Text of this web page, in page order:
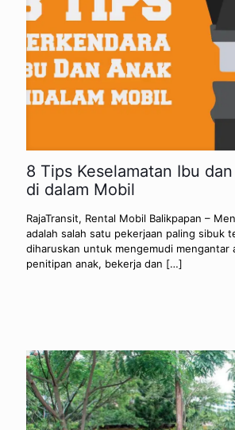
8 Tips Keselamatan Ibu
di dalam Mobil
RajaTransit, Rental Mobil Balikpapan –
adalah salah satu pekerjaan paling sibuk
diharuskan untuk mengemudi mengantar
penitipan anak, bekerja dan […]